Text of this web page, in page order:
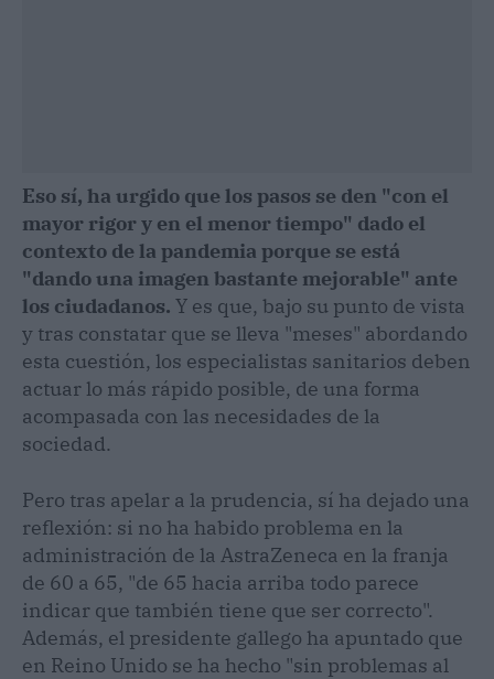
Eso sí, ha urgido que los pasos se den "con el
mayor rigor y en el menor tiempo" dado el
contexto de la pandemia porque se está
"dando una imagen bastante mejorable" ante
los ciudadanos. Y es que, bajo su punto de vista
y tras constatar que se lleva "meses" abordando
esta cuestión, los especialistas sanitarios deben
actuar lo más rápido posible, de una forma
acompasada con las necesidades de la
sociedad.
Pero tras apelar a la prudencia, sí ha dejado una
reflexión: si no ha habido problema en la
administración de la AstraZeneca en la franja
de 60 a 65, "de 65 hacia arriba todo parece
indicar que también tiene que ser correcto".
Además, el presidente gallego ha apuntado que
en Reino Unido se ha hecho "sin problemas al